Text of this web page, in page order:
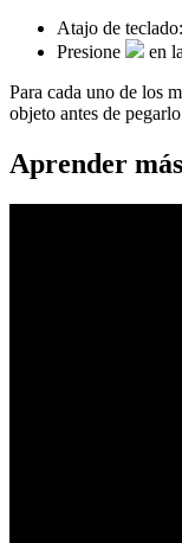
Atajo de teclado:
Presione
en
Para cada uno de los
objeto antes de
Aprender más